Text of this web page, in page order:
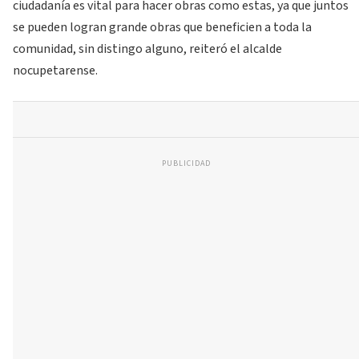
ciudadanía es vital para hacer obras como estas, ya que juntos
se pueden logran grande obras que beneficien a toda la
comunidad, sin distingo alguno, reiteró el alcalde
nocupetarense.
PUBLICIDAD